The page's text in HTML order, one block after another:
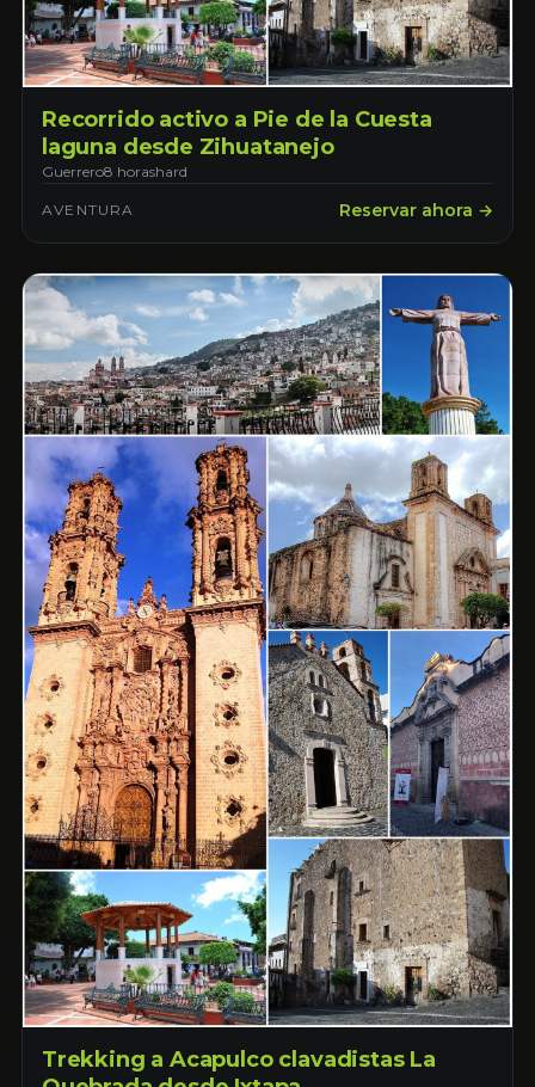
Recorrido activo a Pie de la Cuesta
laguna desde Zihuatanejo
Guerrero8 horashard
AVENTURA Reservar ahora →
Trekking a Acapulco clavadistas La